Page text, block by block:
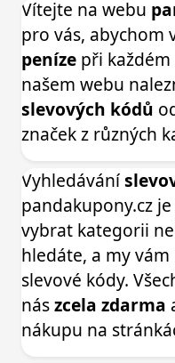
Vítejte na webu
pro vás, abychom
peníze při
našem webu
slevových kódů
značek z různých
Vyhledávání
pandakupony.cz
vybrat kategorii
hledáte, a my
slevové kódy.
nászcela zdarma
nákupu na